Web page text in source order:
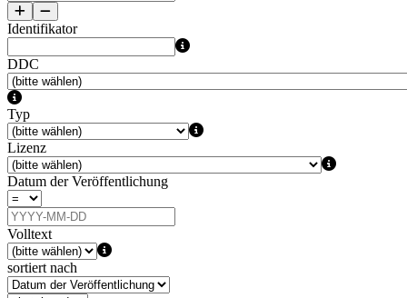
Identifikator
DDC
Typ
Lizenz
Datum der Veröffentlichung
Volltext
sortiert nach